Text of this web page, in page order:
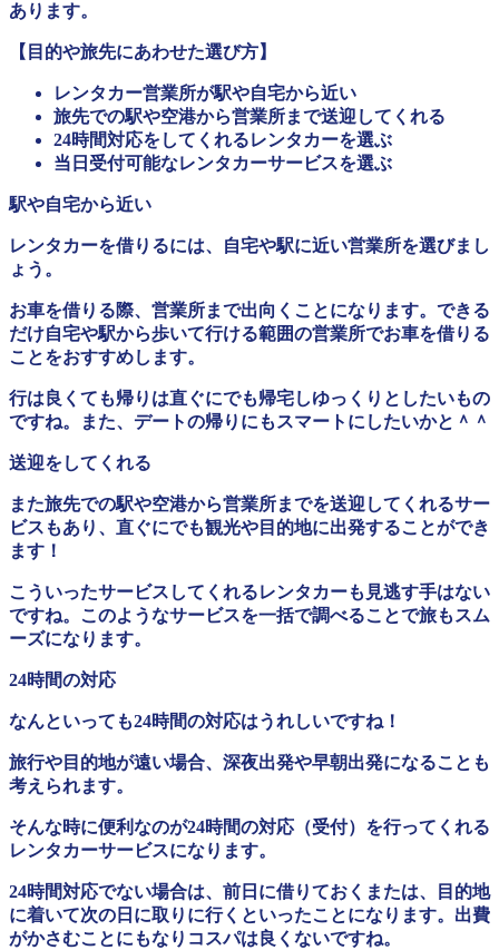
あります。
【目的や旅先にあわせた選び方】
レンタカー営業所が駅や自宅から近い
旅先での駅や空港から営業所まで送迎してくれる
24時間対応をしてくれるレンタカーを選ぶ
当日受付可能なレンタカーサービスを選ぶ
駅や自宅から近い
レンタカーを借りるには、自宅や駅に近い営業所を選びまし
ょう。
お車を借りる際、営業所まで出向くことになります。できる
だけ自宅や駅から歩いて行ける範囲の営業所でお車を借りる
ことをおすすめします。
行は良くても帰りは直ぐにでも帰宅しゆっくりとしたいもの
ですね。また、デートの帰りにもスマートにしたいかと＾＾
送迎をしてくれる
また旅先での駅や空港から営業所までを送迎してくれるサー
ビスもあり、直ぐにでも観光や目的地に出発することができ
ます！
こういったサービスしてくれるレンタカーも見逃す手はない
ですね。このようなサービスを一括で調べることで旅もスム
ーズになります。
24時間の対応
なんといっても24時間の対応はうれしいですね！
旅行や目的地が遠い場合、深夜出発や早朝出発になることも
考えられます。
そんな時に便利なのが24時間の対応（受付）を行ってくれる
レンタカーサービスになります。
24時間対応でない場合は、前日に借りておくまたは、目的地
に着いて次の日に取りに行くといったことになります。出費
がかさむことにもなりコスパは良くないですね。